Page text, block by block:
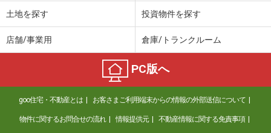
土地を探す 投資物件を探す
店舗/事業用 倉庫/トランクルーム
PC版へ
goo住宅・不動産とは お客さまご利用端末からの情報の外部送信について
物件に関するお問合せの流れ 情報提供元 不動産情報に関する免責事項